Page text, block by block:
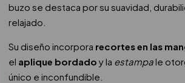
buzo se destaca por su suavidad,
relajado.
Su diseño incorpora recortes en las
el aplique bordado y la estampale
único e inconfundible.